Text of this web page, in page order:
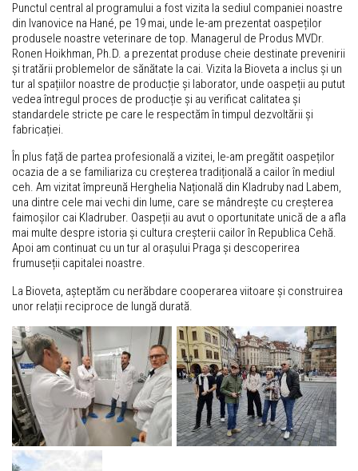
Punctul central al programului a fost vizita la sediul companiei noastre
din Ivanovice na Hané, pe 19 mai, unde le-am prezentat oaspeților
produsele noastre veterinare de top. Managerul de Produs MVDr.
Ronen Hoikhman, Ph.D. a prezentat produse cheie destinate prevenirii
și tratării problemelor de sănătate la cai. Vizita la Bioveta a inclus și un
tur al spațiilor noastre de producție și laborator, unde oaspeții au putut
vedea întregul proces de producție și au verificat calitatea și
standardele stricte pe care le respectăm în timpul dezvoltării și
fabricației.
În plus față de partea profesională a vizitei, le-am pregătit oaspeților
ocazia de a se familiariza cu creșterea tradițională a cailor în mediul
ceh. Am vizitat împreună Herghelia Națională din Kladruby nad Labem,
una dintre cele mai vechi din lume, care se mândrește cu creșterea
faimoșilor cai Kladruber. Oaspeții au avut o oportunitate unică de a afla
mai multe despre istoria și cultura creșterii cailor în Republica Cehă.
Apoi am continuat cu un tur al orașului Praga și descoperirea
frumuseții capitalei noastre.
La Bioveta, așteptăm cu nerăbdare cooperarea viitoare și construirea
unor relații reciproce de lungă durată.